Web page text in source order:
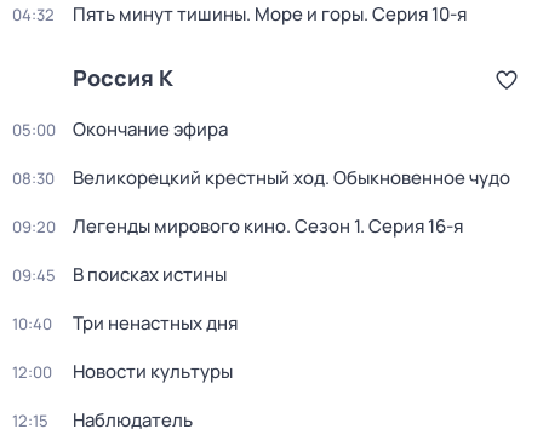
04:32 Пять минут тишины. Море и горы. Серия 10-я
Россия К
05:00 Окончание эфира
08:30 Великорецкий крестный ход. Обыкновенное чудо
09:20 Легенды мирового кино. Сезон 1. Серия 16-я
09:45 В поисках истины
10:40 Три ненастных дня
12:00 Новости культуры
12:15 Наблюдатель